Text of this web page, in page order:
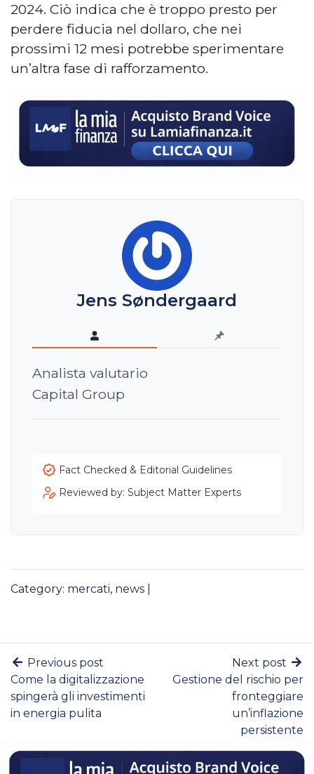
2024. Ciò indica che è troppo presto per
perdere fiducia nel dollaro, che nei
prossimi 12 mesi potrebbe sperimentare
un’altra fase di rafforzamento.
Jens Søndergaard
Analista valutario
Capital Group
Fact Checked & Editorial Guidelines
Reviewed by: Subject Matter Experts
Category: mercati, news
Previous post
Come la digitalizzazione
spingerà gli investimenti
in energia pulita
Next post
Gestione del rischio per
fronteggiare
un’inflazione
persistente